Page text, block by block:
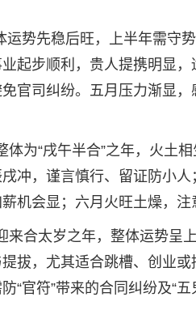
运势先稳后旺，上半年需守
起步顺利，贵人提携明显
官司纠纷。五月压力渐显
体为“戌午半合”之年，火土
冲，谨言慎行、留证防小
机会显；六月火旺土燥，
合太岁之年，整体运势呈上
拔，尤其适合跳槽、创业
“官符”带来的合同纠纷及“